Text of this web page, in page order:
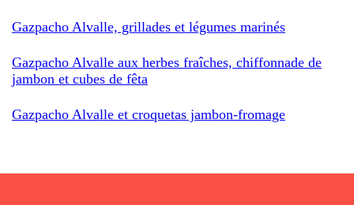
Gazpacho Alvalle, grillades et légumes marinés
Gazpacho Alvalle aux herbes fraîches, chiffonnade de
jambon et cubes de fêta
Gazpacho Alvalle et croquetas jambon-fromage